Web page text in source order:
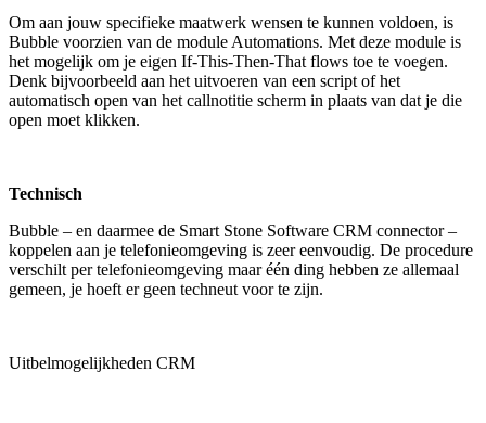
Om aan jouw specifieke maatwerk wensen te kunnen voldoen, is
Bubble voorzien van de module Automations. Met deze module is
het mogelijk om je eigen If-This-Then-That flows toe te voegen.
Denk bijvoorbeeld aan het uitvoeren van een script of het
automatisch open van het callnotitie scherm in plaats van dat je die
open moet klikken.
Technisch
Bubble – en daarmee de Smart Stone Software CRM connector –
koppelen aan je telefonieomgeving is zeer eenvoudig. De procedure
verschilt per telefonieomgeving maar één ding hebben ze allemaal
gemeen, je hoeft er geen techneut voor te zijn.
Uitbelmogelijkheden CRM